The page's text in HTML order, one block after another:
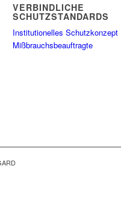
VERBINDLICHE
SCHUTZSTANDARDS
Institutionelles Schutzkonzept
Mißbrauchsbeauftragte